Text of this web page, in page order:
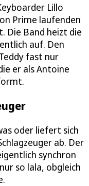
Lillo
Prime laufenden
Die Band heizt die
auf. Den
fast nur
er als Antoine
oder liefert sich
ab. Der
synchron
so lala, obgleich